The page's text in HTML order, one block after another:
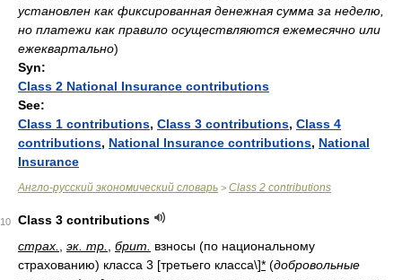
установлен как фиксированная денежная сумма за неделю,
но платежи как правило осуществляются ежемесячно или
ежеквартально)
Syn:
Class 2 National Insurance contributions
See:
Class 1 contributions, Class 3 contributions, Class 4
contributions, National Insurance contributions, National
Insurance
Англо-русский экономический словарь > Class 2 contributions
10
Class 3 contributions
страх.
эк. тр. брит.
взносы (по национальному
страхованию) класса 3 [третьего класса\]* (добровольные